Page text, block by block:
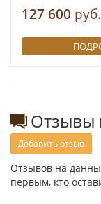
127 600 руб.
Отзывы
Добавить отзыв
Отзывов на
первым, кто